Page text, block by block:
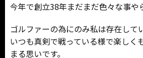
今年で創立38年まだまだ色々な事や
ゴルファーの為にのみ私は存在して
いつも真剣で戦っている様で楽しく
まる思いです。